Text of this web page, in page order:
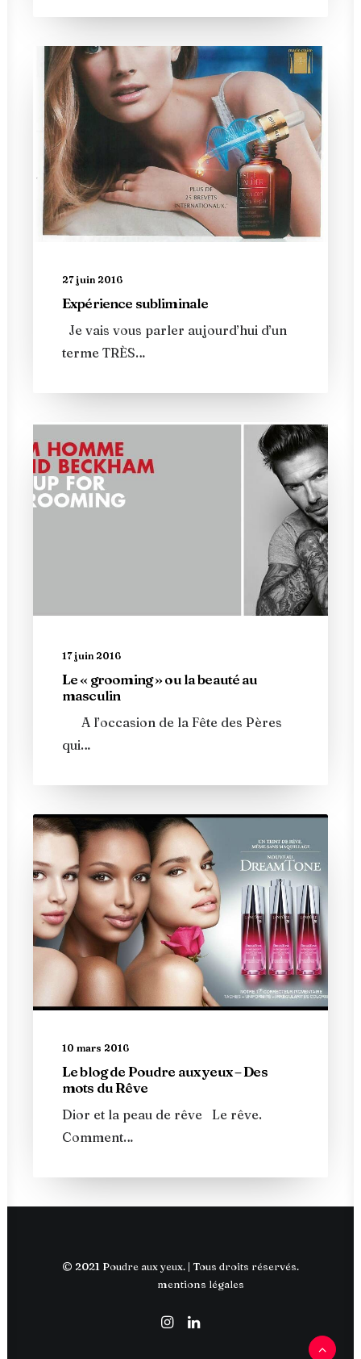
27 juin 2016
Expérience subliminale
Je vais vous parler aujourd’hui d’un
terme TRÈS…
17 juin 2016
Le « grooming » ou la beauté au
masculin
A l’occasion de la Fête des Pères
qui…
10 mars 2016
Le blog de Poudre aux yeux – Des
mots du Rêve
Dior et la peau de rêve Le rêve.
Comment…
© 2021 Poudre aux yeux. | Tous droits réservés.
mentions légales